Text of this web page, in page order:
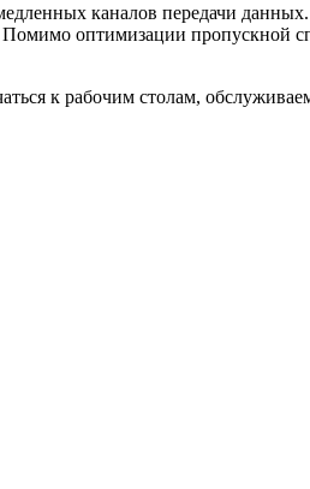
каналов передачи
Помимо оптимизации пропускной
к рабочим столам,